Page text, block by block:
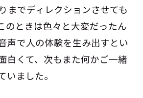
までディレクションさせても
のときは色々と大変だったん
声で人の体験を生み出すとい
白くて、次もまた何かご一緒
いました。